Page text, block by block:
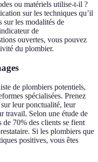
ou matériels utilise-t-il ?
sur les techniques qu’il
sur les modalités de
de
ouvertes, vous pouvez
du plombier.
de plombiers potentiels,
spécialisées. Prenez
leur ponctualité, leur
travail. Selon une étude de
de 70% des clients se fient
Si les plombiers que
positives, vous êtes